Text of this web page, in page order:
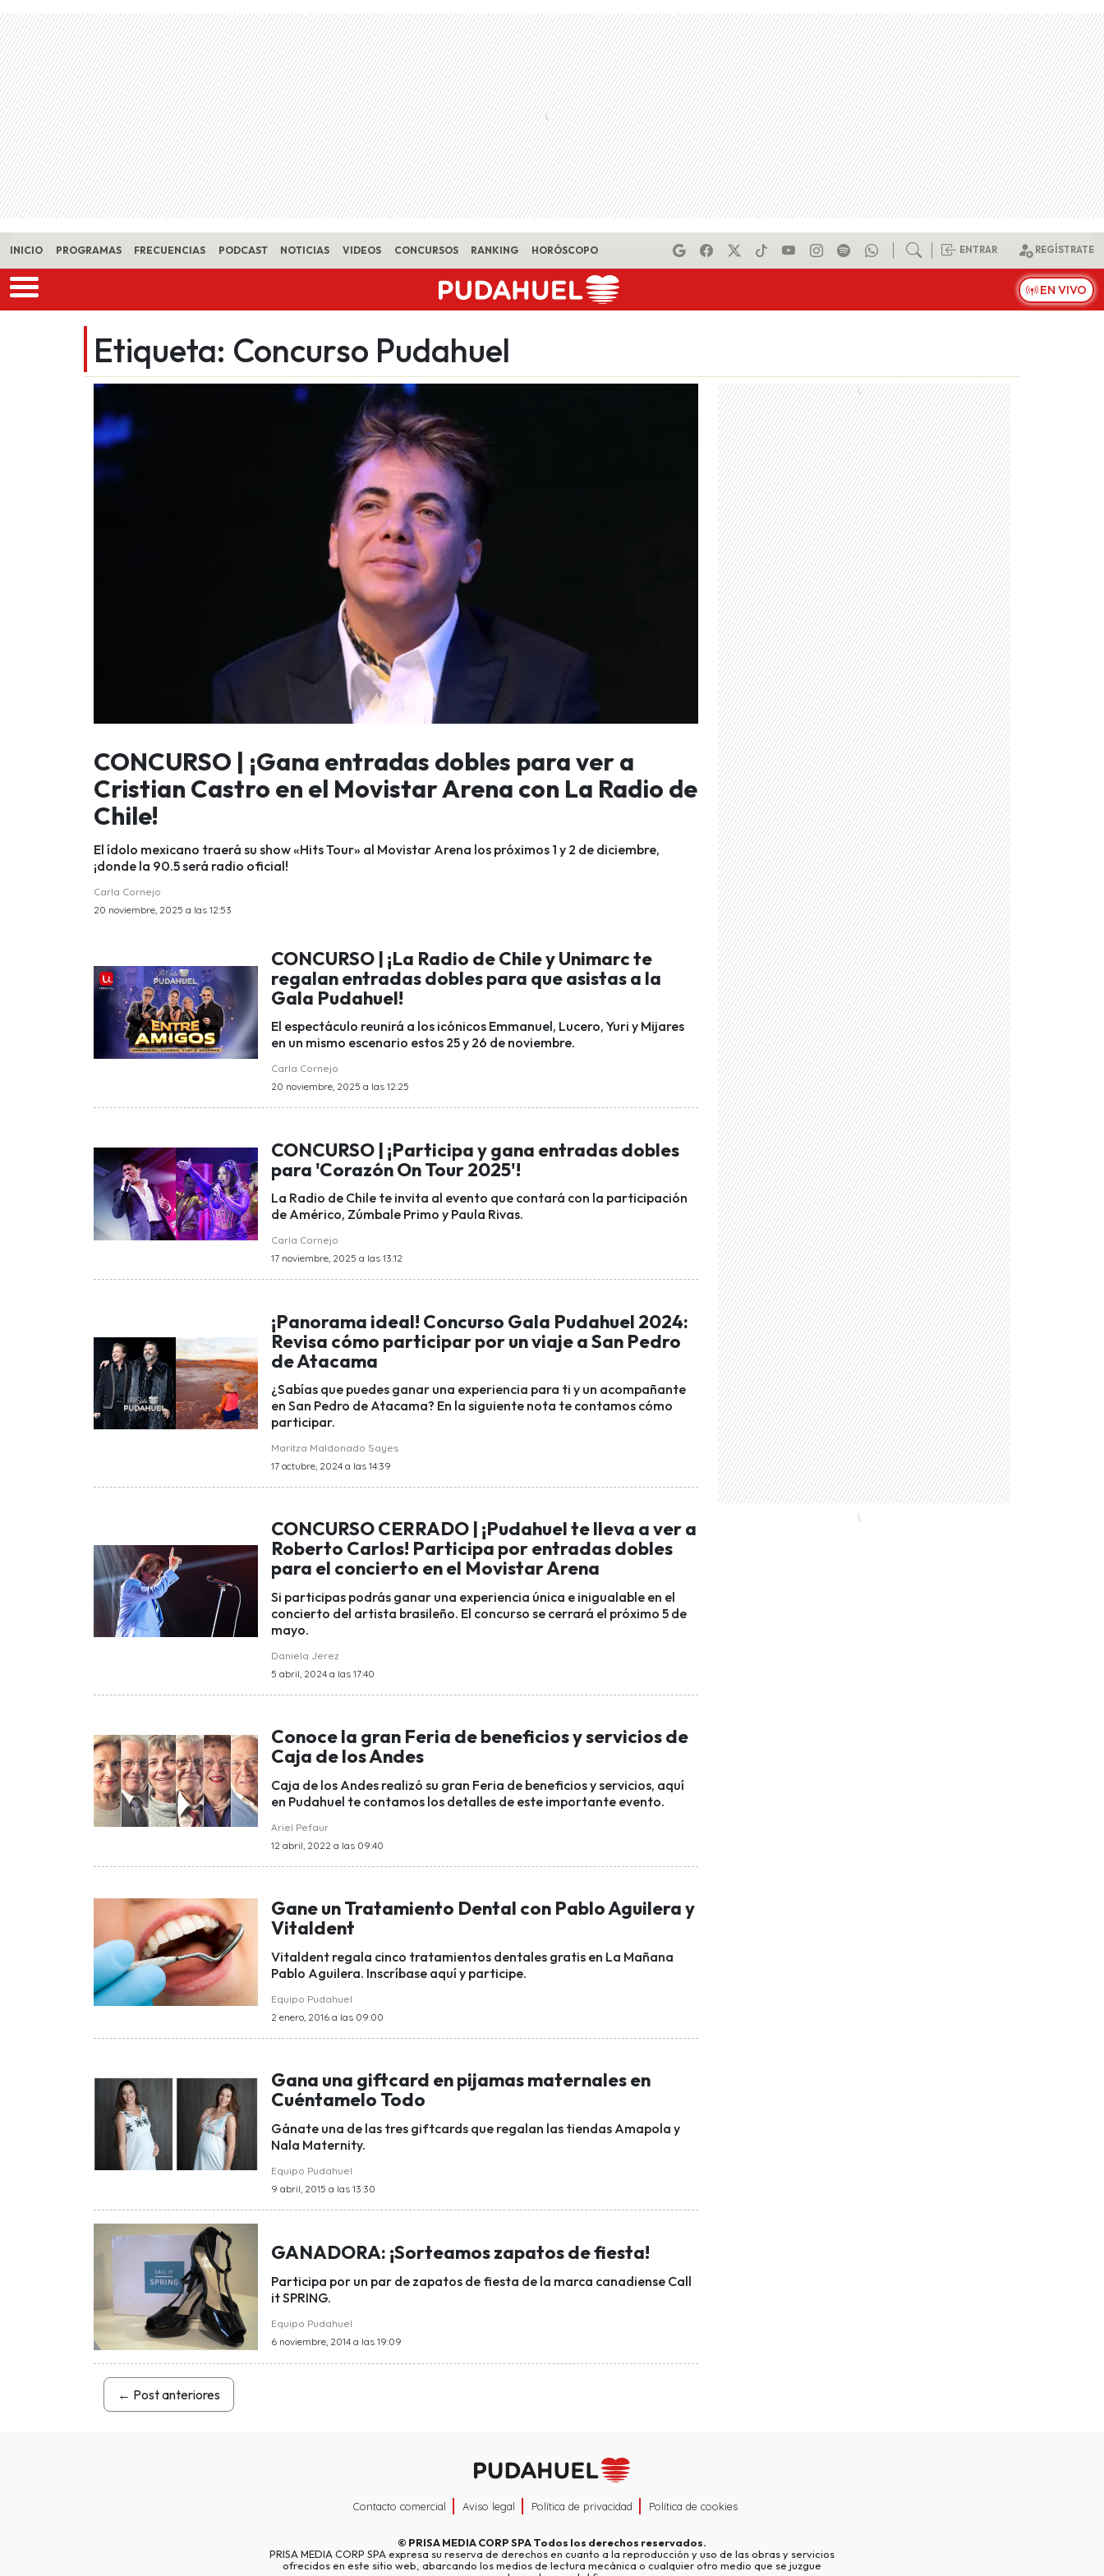
Skip to main content
INICIO PROGRAMAS FRECUENCIAS PODCAST NOTICIAS VIDEOS CONCURSOS RANKING HORÓSCOPO ENTRAR REGÍSTRATE
EN VIVO
Etiqueta: Concurso Pudahuel
CONCURSO | ¡Gana entradas dobles para ver a
Cristian Castro en el Movistar Arena con La Radio de
Chile!
El ídolo mexicano traerá su show «Hits Tour» al Movistar Arena los próximos 1 y 2 de diciembre,
¡donde la 90.5 será radio oficial!
Carla Cornejo
20 noviembre, 2025 a las 12:53
CONCURSO | ¡La Radio de Chile y Unimarc te
regalan entradas dobles para que asistas a la
Gala Pudahuel!
El espectáculo reunirá a los icónicos Emmanuel, Lucero, Yuri y Mijares
en un mismo escenario estos 25 y 26 de noviembre.
Carla Cornejo
20 noviembre, 2025 a las 12:25
CONCURSO | ¡Participa y gana entradas dobles
para 'Corazón On Tour 2025'!
La Radio de Chile te invita al evento que contará con la participación
de Américo, Zúmbale Primo y Paula Rivas.
Carla Cornejo
17 noviembre, 2025 a las 13:12
¡Panorama ideal! Concurso Gala Pudahuel 2024:
Revisa cómo participar por un viaje a San Pedro
de Atacama
¿Sabías que puedes ganar una experiencia para ti y un acompañante
en San Pedro de Atacama? En la siguiente nota te contamos cómo
participar.
Maritza Maldonado Sayes
17 octubre, 2024 a las 14:39
CONCURSO CERRADO | ¡Pudahuel te lleva a ver a
Roberto Carlos! Participa por entradas dobles
para el concierto en el Movistar Arena
Si participas podrás ganar una experiencia única e inigualable en el
concierto del artista brasileño. El concurso se cerrará el próximo 5 de
mayo.
Daniela Jerez
5 abril, 2024 a las 17:40
Conoce la gran Feria de beneficios y servicios de
Caja de los Andes
Caja de los Andes realizó su gran Feria de beneficios y servicios, aquí
en Pudahuel te contamos los detalles de este importante evento.
Ariel Pefaur
12 abril, 2022 a las 09:40
Gane un Tratamiento Dental con Pablo Aguilera y
Vitaldent
Vitaldent regala cinco tratamientos dentales gratis en La Mañana
Pablo Aguilera. Inscríbase aquí y participe.
Equipo Pudahuel
2 enero, 2016 a las 09:00
Gana una giftcard en pijamas maternales en
Cuéntamelo Todo
Gánate una de las tres giftcards que regalan las tiendas Amapola y
Nala Maternity.
Equipo Pudahuel
9 abril, 2015 a las 13:30
GANADORA: ¡Sorteamos zapatos de fiesta!
Participa por un par de zapatos de fiesta de la marca canadiense Call
it SPRING.
Equipo Pudahuel
6 noviembre, 2014 a las 19:09
← Post anteriores
Contacto comercial Aviso legal Política de privacidad Política de cookies
© PRISA MEDIA CORP SPATodos los derechos reservados.
PRISA MEDIA CORP SPA expresa su reserva de derechos en cuanto a la reproducción y uso de las obras y servicios
ofrecidos en este sitio web, abarcando los medios de lectura mecánica o cualquier otro medio que se juzgue